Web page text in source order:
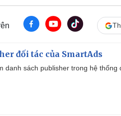
đối tác của SmartAds
danh sách publisher trong hệ thống